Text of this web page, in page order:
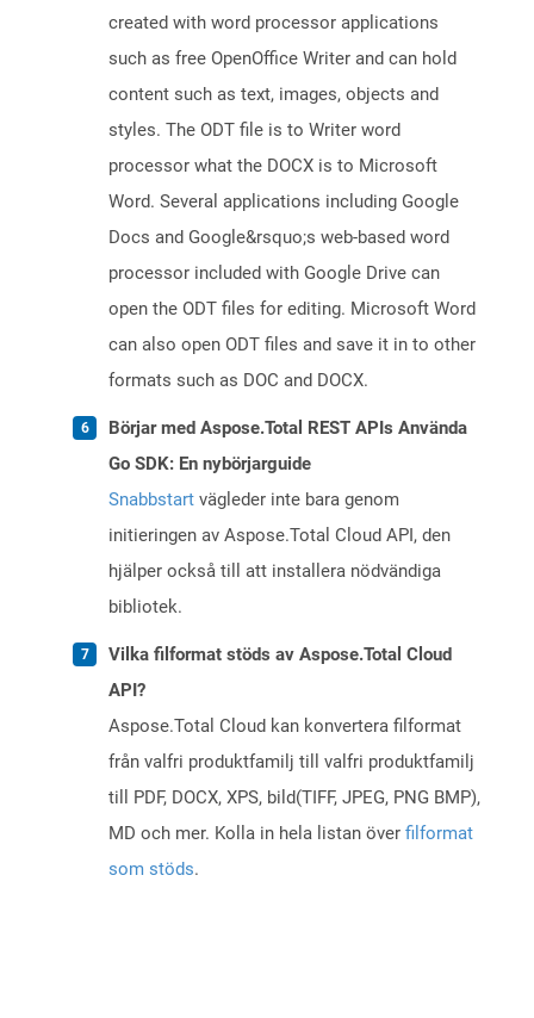
created with word processor applications
such as free OpenOffice Writer and can hold
content such as text, images, objects and
styles. The ODT file is to Writer word
processor what the DOCX is to Microsoft
Word. Several applications including Google
Docs and Google&rsquo;s web-based word
processor included with Google Drive can
open the ODT files for editing. Microsoft Word
can also open ODT files and save it in to other
formats such as DOC and DOCX.
Börjar med Aspose.Total REST APIs Använda
Go SDK: En nybörjarguide
Snabbstart vägleder inte bara genom
initieringen av Aspose.Total Cloud API, den
hjälper också till att installera nödvändiga
bibliotek.
Vilka filformat stöds av Aspose.Total Cloud
API?
Aspose.Total Cloud kan konvertera filformat
från valfri produktfamilj till valfri produktfamilj
till PDF, DOCX, XPS, bild(TIFF, JPEG, PNG BMP),
MD och mer. Kolla in hela listan över filformat
som stöds.